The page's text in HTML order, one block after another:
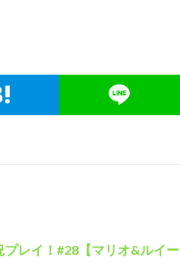
レイ！#28【マリオ&ルイー